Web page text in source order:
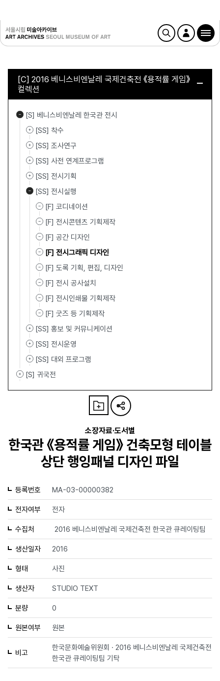
[C] 2016 베니스비엔날레 국제건축전 《용적률 게임》
컬렉션
[S] 베니스비엔날레 한국관 전시
[SS] 착수
[SS] 조사연구
[SS] 사전 연계프로그램
[SS] 전시기획
[SS] 전시실행
[F] 코디네이션
[F] 전시콘텐츠 기획제작
[F] 공간 디자인
[F] 전시그래픽 디자인
[F] 도록 기획, 편집, 디자인
[F] 전시 공사설치
[F] 전시인쇄물 기획제작
[F] 굿즈 등 기획제작
[SS] 홍보 및 커뮤니케이션
[SS] 전시운영
[SS] 대외 프로그램
[S] 귀국전
소장자료·도서별
한국관 《용적률 게임》 건축모형 테이블
상단 행잉패널 디자인 파일
등록번호 MA-03-00000382
전자여부 전자
수집처 2016 베니스비엔날레 국제건축전 한국관 큐레이팅팀
생산일자 2016
형태 사진
생산자 STUDIO TEXT
분량 0
원본여부 원본
비고
한국문화예술위원회 · 2016 베니스비엔날레 국제건축전
한국관 큐레이팅팀 기탁